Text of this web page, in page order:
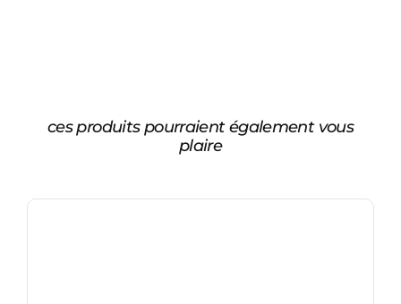
ces produits pourraient également vous
plaire